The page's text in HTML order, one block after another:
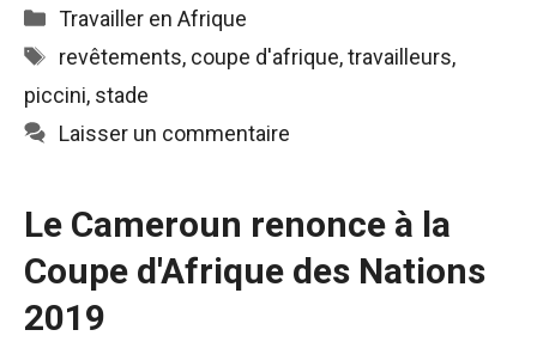
Catégories
Travailler en Afrique
Étiquettes
revêtements, coupe d'afrique,travailleurs,
piccini, stade
Laisser un commentaire
Le Cameroun renonce à la
Coupe d'Afrique des Nations
2019
du site web.
Marketing
En partageant
lors de la
visite de notre
site, vous
augmentez
les chances